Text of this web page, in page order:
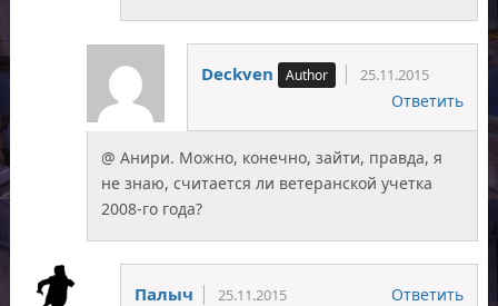
Deckven 25.11.2015
Ответить
@ Анири. Можно, конечно, зайти, правда, я
не знаю, считается ли ветеранской учетка
2008-го года?
Палыч 25.11.2015 Ответить